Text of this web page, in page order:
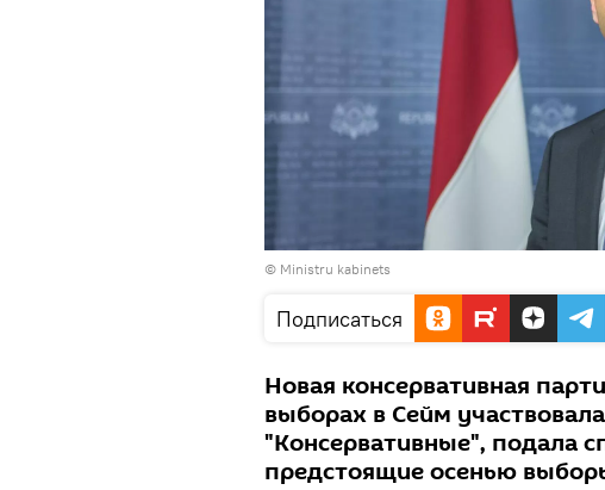
© Ministru kabinets
Подписаться
Новая консервативная
выборах в Сейм
"Консервативные", подала
предстоящие осенью